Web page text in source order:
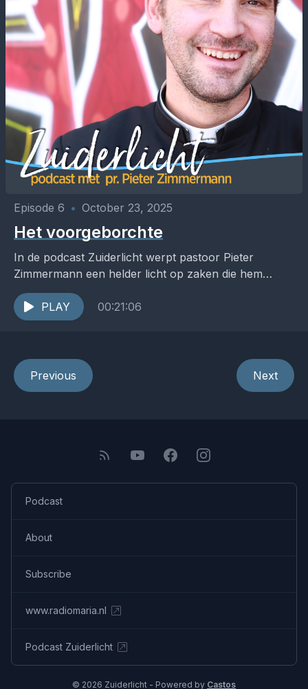
Episode 6 • October 23, 2025
Het voorgeborchte
In de podcast Zuiderlicht werpt pastoor Pieter
Zimmermann een helder licht op zaken die hem
raken in de Kerk, het pastoraat en de samenleving....
PLAY
00:21:06
Previous Next
Podcast
About
Subscribe
www.radiomaria.nl
Podcast Zuiderlicht
© 2026 Zuiderlicht - Powered by Castos